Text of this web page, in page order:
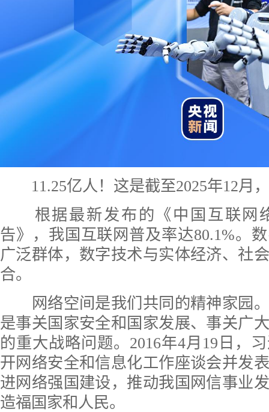
11.25亿人！这是截至2025年12月
根据最新发布的《中国互联网
告》，我国互联网普及率达80.1%。
广泛群体，数字技术与实体经济、社
合。
网络空间是我们共同的精神家园。
是事关国家安全和国家发展、事关广
的重大战略问题。2016年4月19日，
开网络安全和信息化工作座谈会并发
进网络强国建设，推动我国网信事业
造福国家和人民。